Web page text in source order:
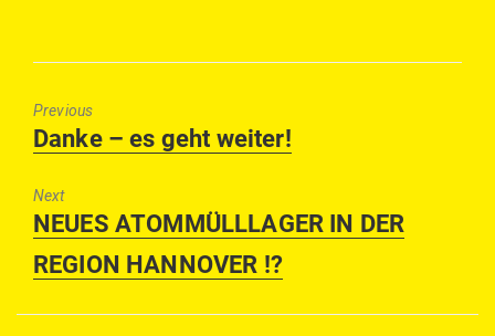
Previous
Previous
Danke – es geht weiter!
Next
Next
NEUES ATOMMÜLLLAGER IN DER
REGION HANNOVER !?